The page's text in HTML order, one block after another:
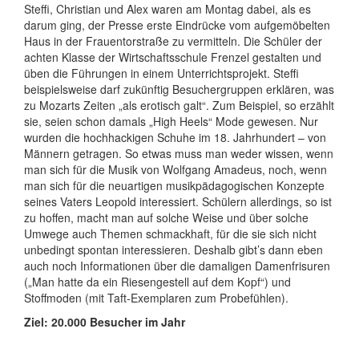
Steffi, Christian und Alex waren am Montag dabei, als es
darum ging, der Presse erste Eindrücke vom aufgemöbelten
Haus in der Frauentorstraße zu vermitteln. Die Schüler der
achten Klasse der Wirtschaftsschule Frenzel gestalten und
üben die Führungen in einem Unterrichtsprojekt. Steffi
beispielsweise darf zukünftig Besuchergruppen erklären, was
zu Mozarts Zeiten „als erotisch galt“. Zum Beispiel, so erzählt
sie, seien schon damals „High Heels“ Mode gewesen. Nur
wurden die hochhackigen Schuhe im 18. Jahrhundert – von
Männern getragen. So etwas muss man weder wissen, wenn
man sich für die Musik von Wolfgang Amadeus, noch, wenn
man sich für die neuartigen musikpädagogischen Konzepte
seines Vaters Leopold interessiert. Schülern allerdings, so ist
zu hoffen, macht man auf solche Weise und über solche
Umwege auch Themen schmackhaft, für die sie sich nicht
unbedingt spontan interessieren. Deshalb gibt’s dann eben
auch noch Informationen über die damaligen Damenfrisuren
(„Man hatte da ein Riesengestell auf dem Kopf“) und
Stoffmoden (mit Taft-Exemplaren zum Probefühlen).
Ziel: 20.000 Besucher im Jahr